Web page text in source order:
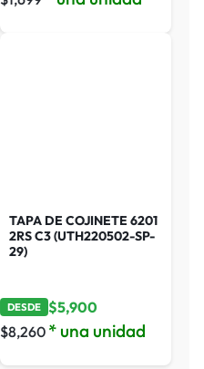
TAPA DE COJINETE 6201
2RS C3 (UTH220502-SP-
29)
DESDE $5,900
$8,260 * una unidad